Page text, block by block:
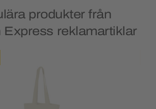
produkter från
Express reklamartiklar